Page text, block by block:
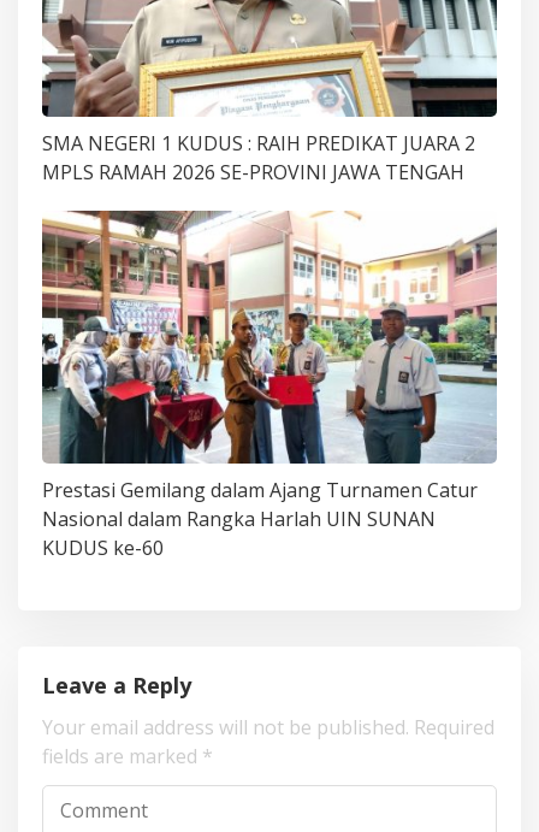
SMA NEGERI 1 KUDUS : RAIH PREDIKAT JUARA 2
MPLS RAMAH 2026 SE-PROVINI JAWA TENGAH
Prestasi Gemilang dalam Ajang Turnamen Catur
Nasional dalam Rangka Harlah UIN SUNAN
KUDUS ke-60
Leave a Reply
Your email address will not be published. Required
fields are marked *